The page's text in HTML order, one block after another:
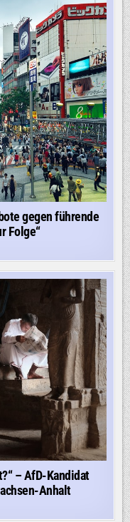
gegen führende
Folge“
– AfD-Kandidat
Anhalt